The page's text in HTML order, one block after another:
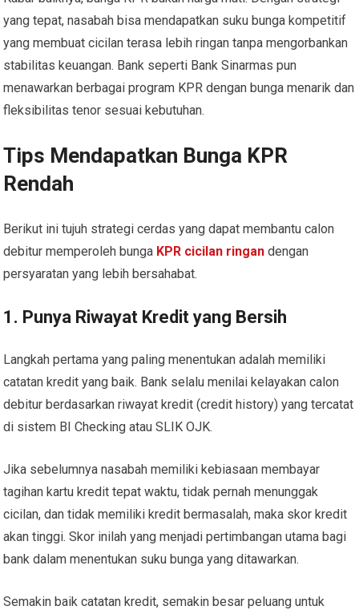
yang tepat, nasabah bisa mendapatkan suku bunga kompetitif
yang membuat cicilan terasa lebih ringan tanpa mengorbankan
stabilitas keuangan. Bank seperti Bank Sinarmas pun
menawarkan berbagai program KPR dengan bunga menarik dan
fleksibilitas tenor sesuai kebutuhan.
Tips Mendapatkan Bunga KPR
Rendah
Berikut ini tujuh strategi cerdas yang dapat membantu calon
debitur memperoleh bunga KPR cicilan ringan dengan
persyaratan yang lebih bersahabat.
1. Punya Riwayat Kredit yang Bersih
Langkah pertama yang paling menentukan adalah memiliki
catatan kredit yang baik. Bank selalu menilai kelayakan calon
debitur berdasarkan riwayat kredit (credit history) yang tercatat
di sistem BI Checking atau SLIK OJK.
Jika sebelumnya nasabah memiliki kebiasaan membayar
tagihan kartu kredit tepat waktu, tidak pernah menunggak
cicilan, dan tidak memiliki kredit bermasalah, maka skor kredit
akan tinggi. Skor inilah yang menjadi pertimbangan utama bagi
bank dalam menentukan suku bunga yang ditawarkan.
Semakin baik catatan kredit, semakin besar peluang untuk